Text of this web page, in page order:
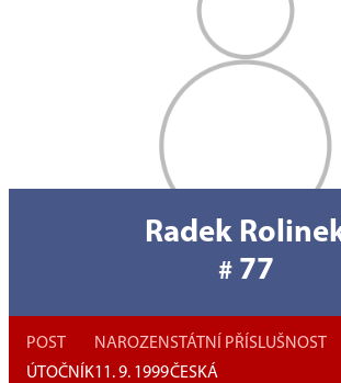
Radek
# 77
POST
ÚTOČNÍK
NAROZEN
11. 9. 1999
STÁTNÍ PŘÍSLUŠNOST
ČESKÁ